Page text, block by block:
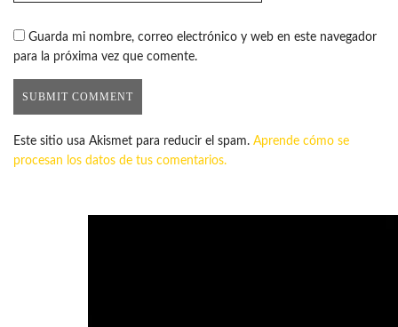
Guarda mi nombre, correo electrónico y web en este navegador
para la próxima vez que comente.
Este sitio usa Akismet para reducir el spam. Aprende cómo se
procesan los datos de tus comentarios.